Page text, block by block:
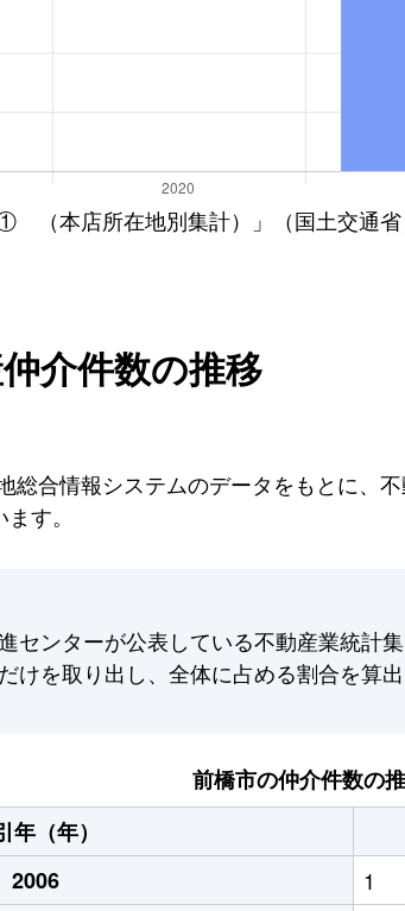
（本店所在地別集計）」（国土交通省
介件数の推移
総合情報システムのデータをもとに、
す。
センターが公表している不動産業統計
けを取り出し、全体に占める割合を算出
前橋市の仲介件数の
年（年）
2006
1